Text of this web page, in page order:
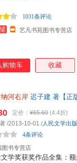
艺凡书苑图书专营店
1031条评论
购物车 收藏
河右岸 迟子建 著【正
文学奖获奖作品全集：
定价： ¥65.60 (4.4折)
图书专营店
4条评论
著 /2013-10-01 /人民文学出